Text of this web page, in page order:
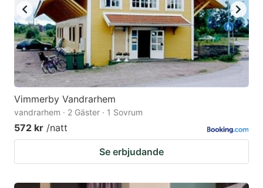
Vimmerby Vandrarhem
vandrarhem · 2 Gäster · 1 Sovrum
572 kr /natt
Se erbjudande